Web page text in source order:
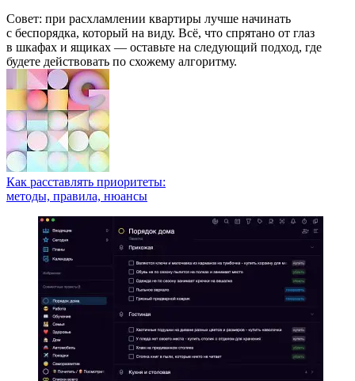
Совет: при расхламлении квартиры лучше начинать
с беспорядка, который на виду. Всё, что спрятано от глаз
в шкафах и ящиках — оставьте на следующий подход, где
будете действовать по схожему алгоритму.
Как расставлять приоритеты:
методы, правила, нюансы